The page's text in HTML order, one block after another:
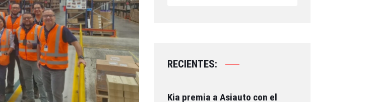
RECIENTES:
Kia premia a Asiauto con el